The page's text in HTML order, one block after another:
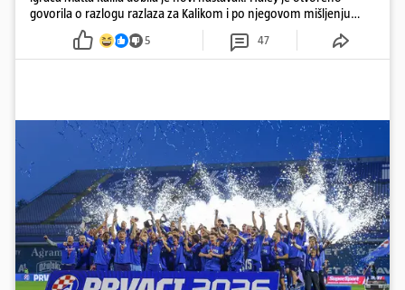
govorila o razlogu razlaza za Kalikom i po njegovom mišljenju
prešla granicu dobrog ukusa
5 47